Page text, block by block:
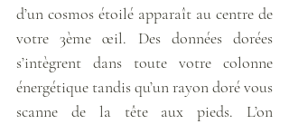
d’un cosmos étoilé apparaît au centre de
votre 3ème œil. Des données dorées
s’intègrent dans toute votre colonne
énergétique tandis qu’un rayon doré vous
scanne de la tête aux pieds. L’on